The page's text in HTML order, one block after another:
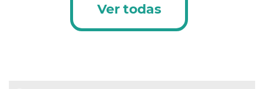
Ver todas